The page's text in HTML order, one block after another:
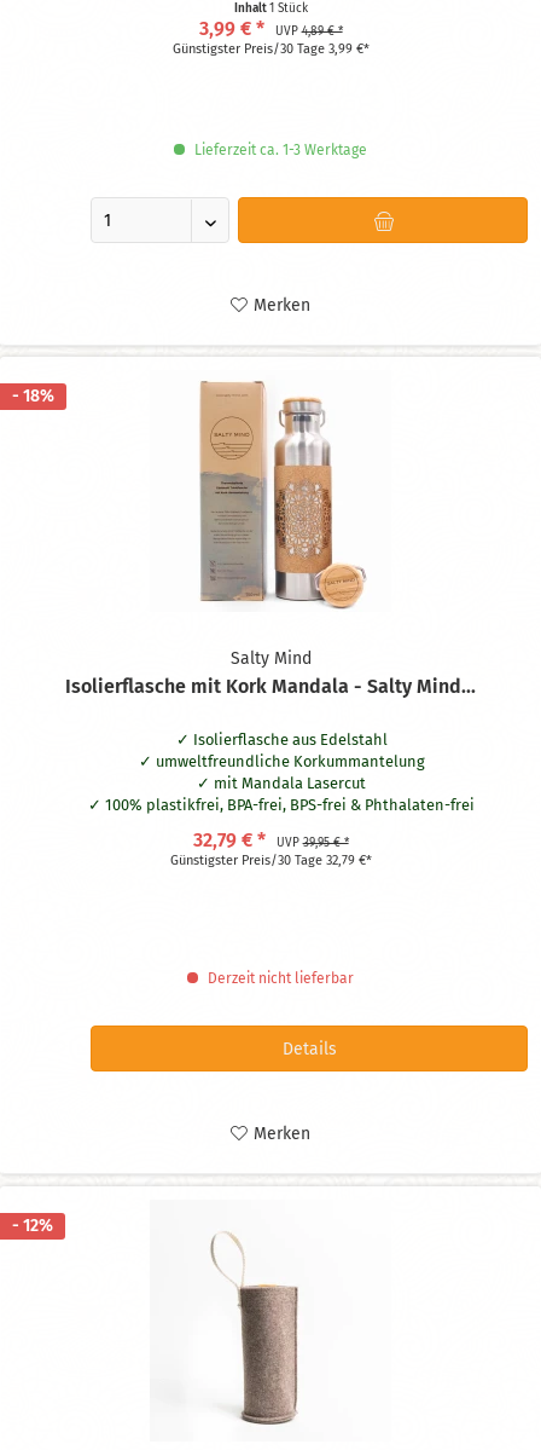
Inhalt1 Stück
3,99 € * UVP4,89 € *
Günstigster Preis/30 Tage 3,99 €*
Lieferzeit ca. 1-3 Werktage
Merken
- 18%
Salty Mind
Isolierflasche mit Kork Mandala - Salty Mind...
Isolierflasche aus Edelstahl
umweltfreundliche Korkummantelung
mit Mandala Lasercut
100% plastikfrei, BPA-frei, BPS-frei & Phthalaten-frei
12h heiß & 24h kalt. Thermos- & Kühlflasche in einem
zertifiziert klimaneutral hergestellt
32,79 € * UVP39,95 € *
Günstigster Preis/30 Tage 32,79 €*
Derzeit nicht lieferbar
Details
Merken
- 12%